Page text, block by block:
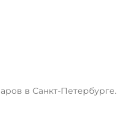
в Санкт-Петербурге.